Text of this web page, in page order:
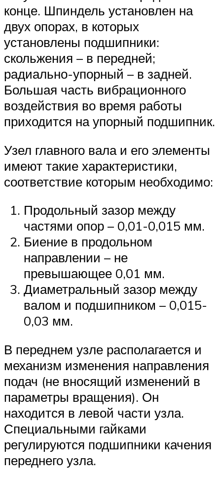
конце. Шпиндель установлен на
двух опорах, в которых
установлены подшипники:
скольжения – в передней;
радиально-упорный – в задней.
Большая часть вибрационного
воздействия во время работы
приходится на упорный подшипник.
Узел главного вала и его элементы
имеют такие характеристики,
соответствие которым необходимо:
Продольный зазор между
частями опор – 0,01-0,015 мм.
Биение в продольном
направлении – не
превышающее 0,01 мм.
Диаметральный зазор между
валом и подшипником – 0,015-
0,03 мм.
В переднем узле располагается и
механизм изменения направления
подач (не вносящий изменений в
параметры вращения). Он
находится в левой части узла.
Специальными гайками
регулируются подшипники качения
переднего узла.